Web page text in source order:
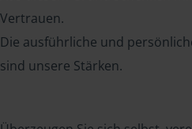
Vertrauen.
Die ausführliche und
sind unsere Stärken.